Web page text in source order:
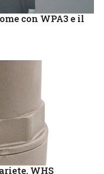
con WPA3 e il
WHS